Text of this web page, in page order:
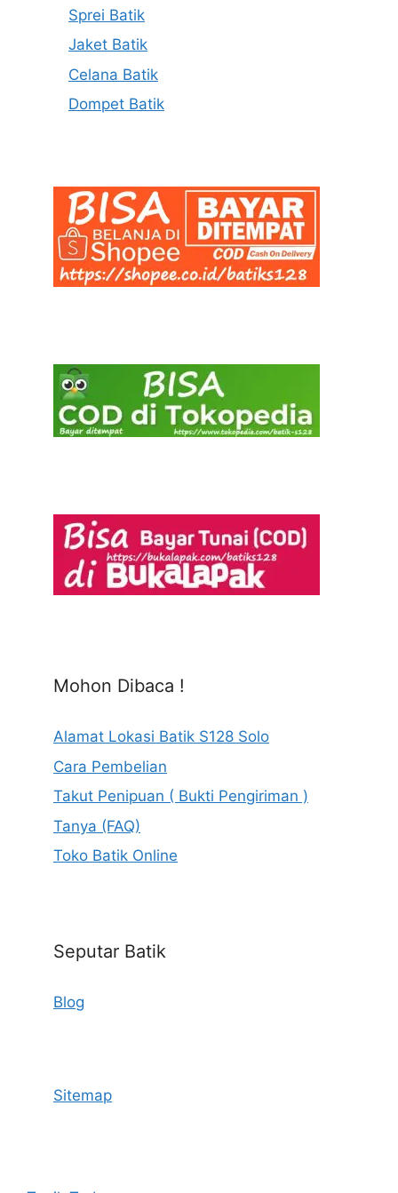
Sprei Batik
Jaket Batik
Celana Batik
Dompet Batik
Mohon Dibaca !
Alamat Lokasi Batik S128 Solo
Cara Pembelian
Takut Penipuan ( Bukti Pengiriman )
Tanya (FAQ)
Toko Batik Online
Seputar Batik
Blog
Sitemap